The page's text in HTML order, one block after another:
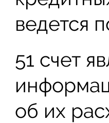
ведется
51 счет
об их